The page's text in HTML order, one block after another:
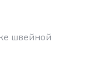
швейной